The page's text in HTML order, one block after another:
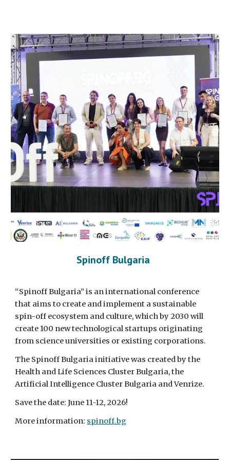
Spinoff Bulgaria
“Spinoff Bulgaria” is an international conference
that aims to create and implement a sustainable
spin-off ecosystem and culture, which by 2030 will
create 100 new technological startups originating
from science universities or existing corporations.
The Spinoff Bulgaria initiative was created by the
Health and Life Sciences Cluster Bulgaria, the
Artificial Intelligence Cluster Bulgaria and Venrize.
Save the date: June 11-12, 2026!
More information: spinoff.bg